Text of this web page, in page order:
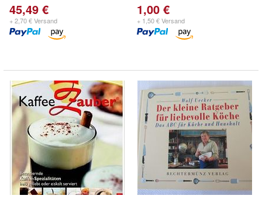
45,49 €
+ 2,70 € Versand
1,00 €
+ 1,50 € Versand